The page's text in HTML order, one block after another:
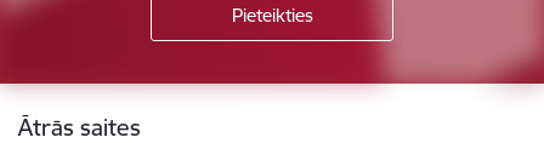
Kājene
Ātrās saites